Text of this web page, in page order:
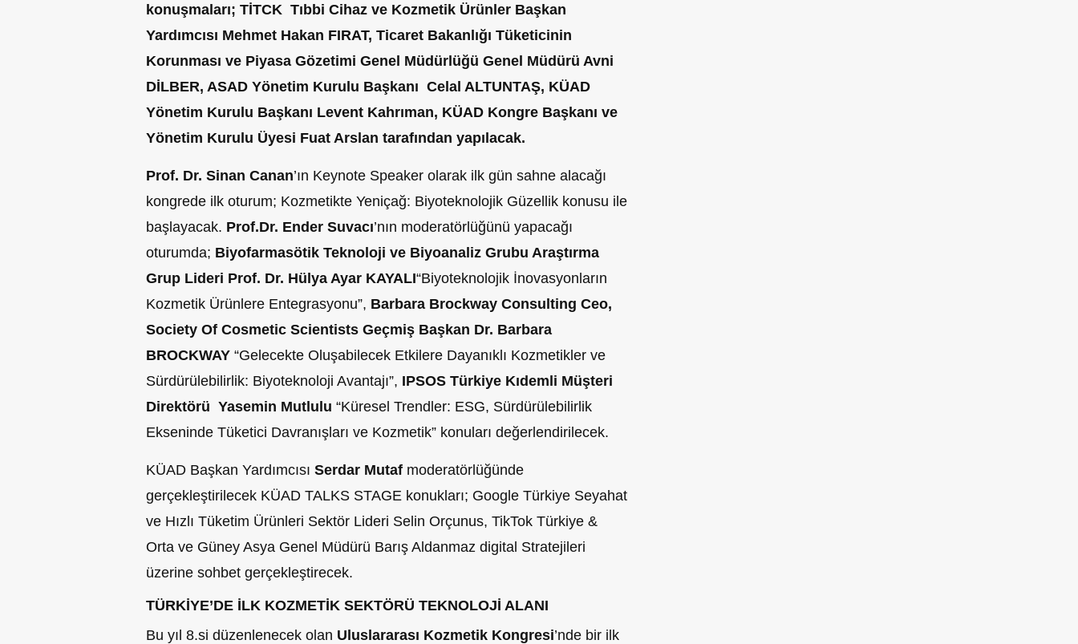
konuşmaları; TİTCK Tıbbi Cihaz ve Kozmetik Ürünler Başkan
Yardımcısı Mehmet Hakan FIRAT, Ticaret Bakanlığı Tüketicinin
Korunması ve Piyasa Gözetimi Genel Müdürlüğü Genel Müdürü Avni
DİLBER, ASAD Yönetim Kurulu Başkanı Celal ALTUNTAŞ, KÜAD
Yönetim Kurulu Başkanı Levent Kahrıman, KÜAD Kongre Başkanı ve
Yönetim Kurulu Üyesi Fuat Arslan tarafından yapılacak.
Prof. Dr. Sinan Canan’ın Keynote Speaker olarak ilk gün sahne alacağı
kongrede ilk oturum; Kozmetikte Yeniçağ: Biyoteknolojik Güzellik konusu ile
başlayacak. Prof.Dr. Ender Suvacı’nın moderatörlüğünü yapacağı
oturumda; Biyofarmasötik Teknoloji ve Biyoanaliz Grubu Araştırma
Grup Lideri Prof. Dr. Hülya Ayar KAYALI“Biyoteknolojik İnovasyonların
Kozmetik Ürünlere Entegrasyonu”, Barbara Brockway Consulting Ceo,
Society Of Cosmetic Scientists Geçmiş Başkan Dr. Barbara
BROCKWAY “Gelecekte Oluşabilecek Etkilere Dayanıklı Kozmetikler ve
Sürdürülebilirlik: Biyoteknoloji Avantajı”, IPSOS Türkiye Kıdemli Müşteri
Direktörü Yasemin Mutlulu “Küresel Trendler: ESG, Sürdürülebilirlik
Ekseninde Tüketici Davranışları ve Kozmetik” konuları değerlendirilecek.
KÜAD Başkan Yardımcısı Serdar Mutaf moderatörlüğünde
gerçekleştirilecek KÜAD TALKS STAGE konukları; Google Türkiye Seyahat
ve Hızlı Tüketim Ürünleri Sektör Lideri Selin Orçunus, TikTok Türkiye &
Orta ve Güney Asya Genel Müdürü Barış Aldanmaz digital Stratejileri
üzerine sohbet gerçekleştirecek.
TÜRKİYE’DE İLK KOZMETİK SEKTÖRÜ TEKNOLOJİ ALANI
Bu yıl 8.si düzenlenecek olan Uluslararası Kozmetik Kongresi’nde bir ilk